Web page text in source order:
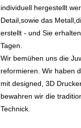
individuell hergestellt
Detail,sowie das
erstellt - und Sie
Tagen.
Wir bemühen uns die
reformieren. Wir haben
mit designed, 3D
bewahren wir die
Technick.